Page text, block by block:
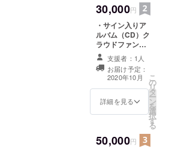
30,000円
・サイン入りア
ルバム（CD）ク
ラウドファン
ディングしてく
ださった方限定
販売！ ・NORIE
オリジナルス
テッカー ・
NORIEオリジナ
支援者：1人
お届け予定：
2020年10月
詳細を見る
こ
の
リ
タ
ー
ン
を
選
択
す
る
50,000円